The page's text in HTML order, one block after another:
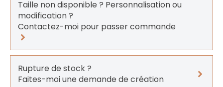
Taille non disponible ? Personnalisation ou
modification ?
Contactez-moi pour passer commande
Rupture de stock ?
Faites-moi une demande de création